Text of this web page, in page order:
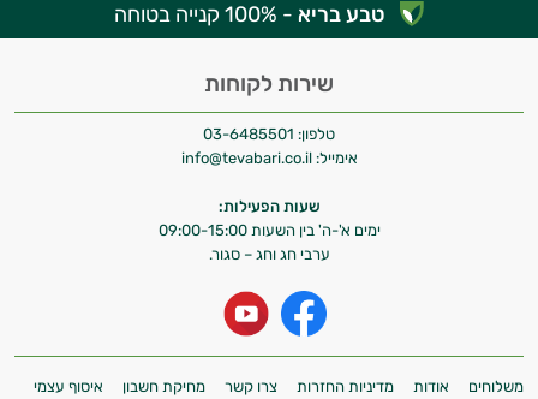
טבע בריא - 100% קנייה בטוחה
שירות לקוחות
טלפון: 03-6485501
אימייל: info@tevabari.co.il
שעות הפעילות:
ימים א'-ה' בין השעות 09:00-15:00
ערבי חג וחג – סגור.
משלוחים אודות מדיניות החזרות צרו קשר מחיקת חשבון
איסוף עצמי